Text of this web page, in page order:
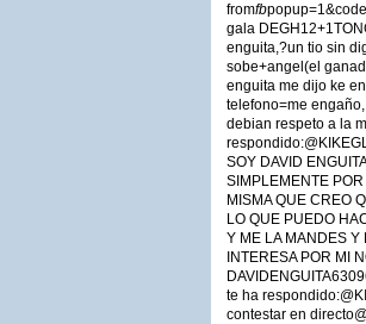
fromfb
gala
enguita,?un tio sin
sobe+angel(el
enguita me dijo ke
telefono=me
debian respeto a la
SOY DAVID
SIMPLEMENTE
MISMA QUE CREO
LO QUE PUEDO
Y ME LA MANDES Y
INTERESA POR MI
te ha
contestar en